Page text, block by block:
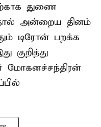
துணை
அன்றைய தினம்
டிரோன் பறக்க
குறித்து
மோகனச்சந்திரன்